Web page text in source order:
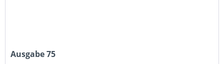
Ausgabe 75